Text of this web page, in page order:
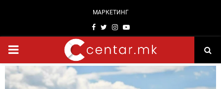
МАРКЕТИНГ
Facebook
TwitterInstagram
Youtube
PRIMARY
MENU